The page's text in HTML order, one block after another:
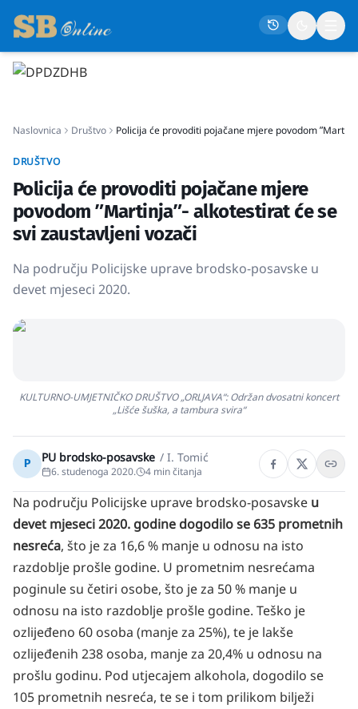
Društvo
Politika
Gospodarstvo
Život
Sport
Osmrtnice
Naslovnica Društvo Policija će provoditi pojačane mjere povodom
DRUŠTVO
Policija će provoditi pojačane mjere
povodom ʺMartinjaʺ- alkotestirat će se
svi zaustavljeni vozači
Na području Policijske uprave brodsko-posavske u
devet mjeseci 2020.
KULTURNO-UMJETNIČKO DRUŠTVO „ORLJAVA“: Održan dvosatni koncert
„Lišće šuška, a tambura svira“
P PU brodsko-posavske / I. Tomić
6. studenoga 2020. 4 min čitanja
Na području Policijske uprave brodsko-posavske u
devet mjeseci 2020. godine dogodilo se 635 prometnih
nesreća, što je za 16,6 % manje u odnosu na isto
razdoblje prošle godine. U prometnim nesrećama
poginule su četiri osobe, što je za 50 % manje u
odnosu na isto razdoblje prošle godine. Teško je
ozlijeđeno 60 osoba (manje za 25%), te je lakše
ozlijeđenih 238 osoba, manje za 20,4% u odnosu na
prošlu godinu. Pod utjecajem alkohola, dogodilo se
105 prometnih nesreća, te se i tom prilikom bilježi